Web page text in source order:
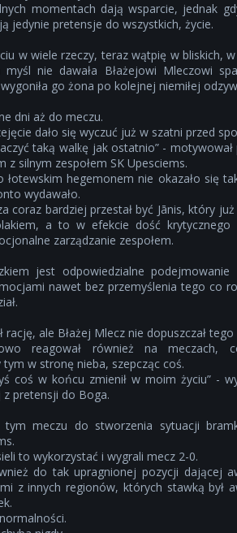
momentach dają wsparcie, jednak
jedynie pretensje do wszystkich, życie.
w wiele rzeczy, teraz wątpię w bliskich,
nie dawała Błażejowi Mleczowi
go żona po kolejnej niemiłej
dni aż do meczu.
dało się wyczuć już w szatni przed
taką walkę jak ostatnio” - motywował
z silnym zespołem SK Upesciems.
łotewskim hegemonem nie okazało się
wydawało.
coraz bardziej przestał być Jānis, który
a to w efekcie dość krytycznego
zarządzanie zespołem.
jest odpowiedzialne
nawet bez przemyślenia tego co
rację, ale Błażej Mlecz nie dopuszczał
reagował również na meczach,
w stronę nieba, szepcząc coś.
coś w końcu zmienił w moim życiu” -
pretensji do Boga.
tym meczu do stworzenia sytuacji
to wykorzystać i wygrali mecz 2-0.
do tak upragnionej pozycji dającej
z innych regionów, których stawką był